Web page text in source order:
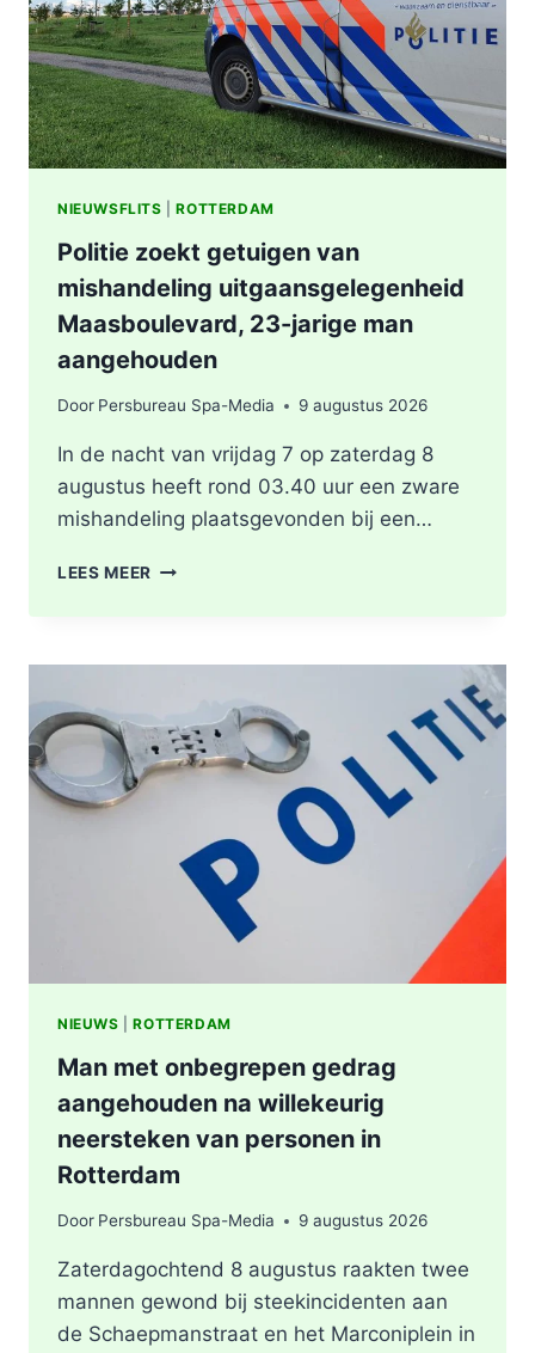
NIEUWSFLITS |ROTTERDAM
Politie zoekt getuigen van
mishandeling uitgaansgelegenheid
Maasboulevard, 23-jarige man
aangehouden
Door Persbureau Spa-Media 9 augustus 2026
In de nacht van vrijdag 7 op zaterdag 8
augustus heeft rond 03.40 uur een zware
mishandeling plaatsgevonden bij een…
LEES MEER POLITIE
MISHANDELING
MAASBOULEVARD,
23-
JARIGE
AANGEHOUDEN
NIEUWS |ROTTERDAM
Man met onbegrepen gedrag
aangehouden na willekeurig
neersteken van personen in
Rotterdam
Door Persbureau Spa-Media 9 augustus 2026
Zaterdagochtend 8 augustus raakten twee
mannen gewond bij steekincidenten aan
de Schaepmanstraat en het Marconiplein in